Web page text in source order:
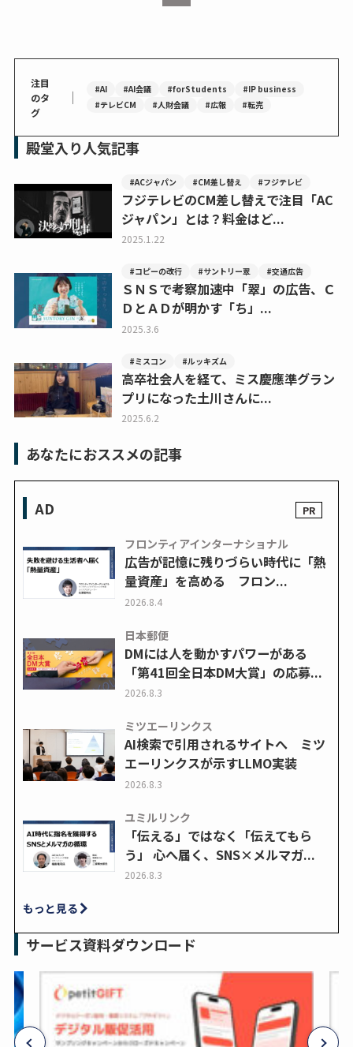
注目
のタ
グ
｜ #AI #AI会議 #forStudents
#IP business
#テレビCM
#人財会議 #広報 #転売
殿堂入り人気記事
#ACジャパン #CM差し替え #フジテレビ
フジテレビのCM差し替えで注目「AC
ジャパン」とは？料金はど...
2025.1.22
#コピーの改行 #サントリー翠 #交通広告
ＳＮＳで考察加速中「翠」の広告、Ｃ
ＤとＡＤが明かす「ち」...
2025.3.6
#ミスコン #ルッキズム
高卒社会人を経て、ミス慶應準グラン
プリになった土川さんに...
2025.6.2
あなたにおススメの記事
AD
フロンティアインターナショナル
広告が記憶に残りづらい時代に「熱
量資産」を高める フロン...
2026.8.4
日本郵便
DMには人を動かすパワーがある
「第41回全日本DM大賞」の応募...
2026.8.3
ミツエーリンクス
AI検索で引用されるサイトへ ミツ
エーリンクスが示すLLMO実装
2026.8.3
ユミルリンク
「伝える」ではなく「伝えてもら
う」 心へ届く、SNS×メルマガ...
2026.8.3
もっと見る
サービス資料ダウンロード